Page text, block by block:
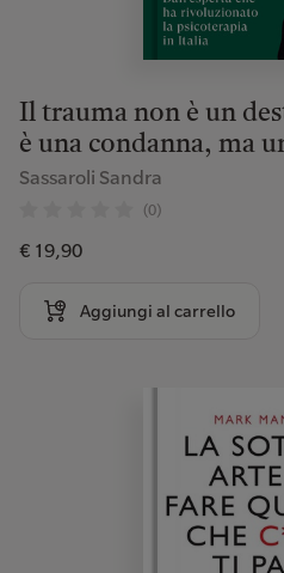
Il trauma non è un
è una condanna, ma
Sassaroli Sandra
(0)
€ 19,90
Aggiungi al carrello